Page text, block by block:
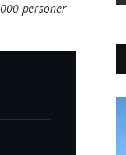
personer